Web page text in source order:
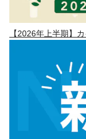
【2026年上半期】